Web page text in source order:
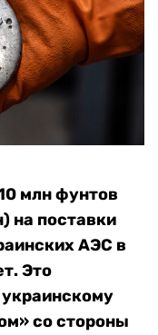
млн фунтов
на поставки
АЭС в
Это
со стороны